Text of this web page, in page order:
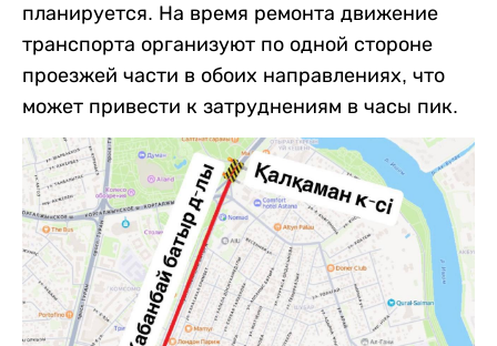
планируется. На время ремонта движение
транспорта организуют по одной стороне
проезжей части в обоих направлениях, что
может привести к затруднениям в часы пик.